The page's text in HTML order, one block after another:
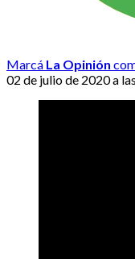
Marcá La Opinión
02 de julio de 2020 a